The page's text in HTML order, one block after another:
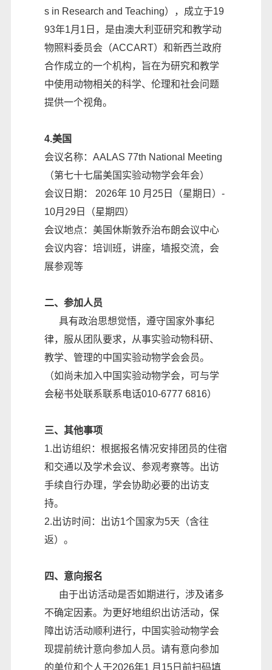
s in Research and Teaching），成立于19
93年1月1日，是由澳大利亚研究和教学动
物照料委员会（ACCART）和新西兰政府
合作成立的一个机构，旨在为研究和教学
中使用动物相关的科学、伦理和社会问题
提供一个视角。
4.美国
会议名称：AALAS 77th National Meeting
（第七十七届美国实验动物学会年会）
会议日期： 2026年 10 月25日（星期日）-
10月29日（星期四）
会议地点：美国休斯敦乔治布朗会议中心
会议内容：培训班，讲座，墙报交流，会
展参观等
二、参加人员
具有政治思想觉悟，遵守国家外事纪
律，服从团队要求，从事实验动物科研、
教学、管理的中国实验动物学会会员。
（如尚未加入中国实验动物学会，可与学
会秘书处联系联系电话010-6777 6816）
三、其他事项
1.出访组织：根据报名情况安排团员的住宿
和交通以及学术会议、参观考察等。出访
手续自行办理，学会协助必要的出访支
持。
2.出访时间：出访1个国家为5天（含往
返）。
四、意向报名
由于出访活动是否如期进行，涉及诸多
不确定因素。为更好地组织出访活动，保
障出访活动顺利进行，中国实验动物学会
现提前统计意向参加人员。请有意向参加
的单位和个人于2026年1 月15日前扫码填